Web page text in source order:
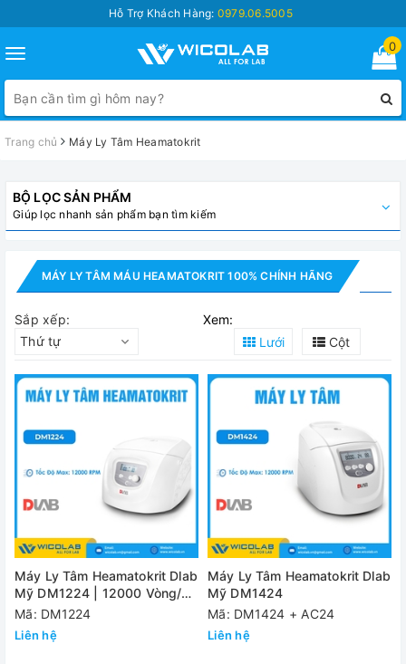
Hỗ Trợ Khách Hàng: 0979.06.5005
Toggle
navigation
0
Trang chủ Máy Ly Tâm Heamatokrit
BỘ LỌC SẢN PHẨM
Giúp lọc nhanh sản phẩm bạn tìm kiếm
MÁY LY TÂM MÁU HEAMATOKRIT 100% CHÍNH HÃNG
Sắp xếp:
Thứ tự
Xem:
Lưới
Cột
Máy Ly Tâm Heamatokrit Dlab
Mỹ DM1224 | 12000 Vòng/
Phút
Mã: DM1224
Liên hệ
Máy Ly Tâm Heamatokrit Dlab
Mỹ DM1424
Mã: DM1424 + AC24
Liên hệ